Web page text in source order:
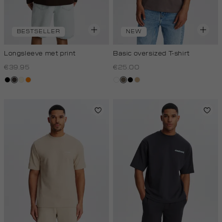
BESTSELLER
Longsleeve met print
€39.95
zwartchoco
wit,oranje
NEW
Basic oversized T-shirt
€25.00
witlichtbruin
zwart
tan